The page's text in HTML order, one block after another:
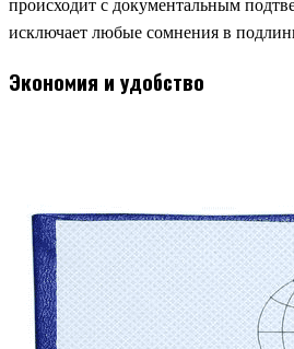
происходит с документальным
исключает любые сомнения в
Экономия и удобство